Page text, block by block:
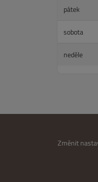
pátek
sobota
neděle
Změnit